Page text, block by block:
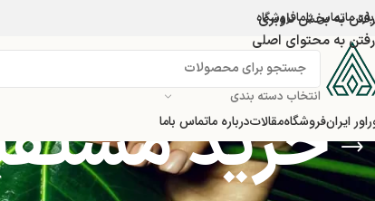
رفتن به بخش ناوبری
رفتن به محتوای اصلی
ماتماس بامافروشگاه
انتخاب دسته بندی
ایرانفروشگاهمقالاتدرباره ماتماس باماخرید